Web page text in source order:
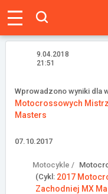
Tablica
Blogi
Wydarzenia
Giełda
9.04.2018
21:51
Wprowadzono wyniki dla
Motocrossowych
Masters
07.10.2017
Motocykle /
(Cykl: 2017
Zachodniej MX